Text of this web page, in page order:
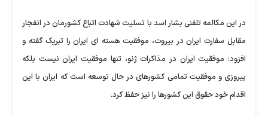
در این مکالمه تلفنی بشار اسد با تسلیت شهادت اتباع کشورمان در انفجار
مقابل سفارت ایران در بیروت، موفقیت هسته ای ایران را تبریک گفته و
افزود: موفقیت ایران در مذاکرات ژنو، تنها موفقیت ایران نیست بلکه
پیروزی و موفقیت تمامی کشورهای در حال توسعه است که ایران با این
اقدام خود حقوق این کشورها را نیز حفظ کرد.